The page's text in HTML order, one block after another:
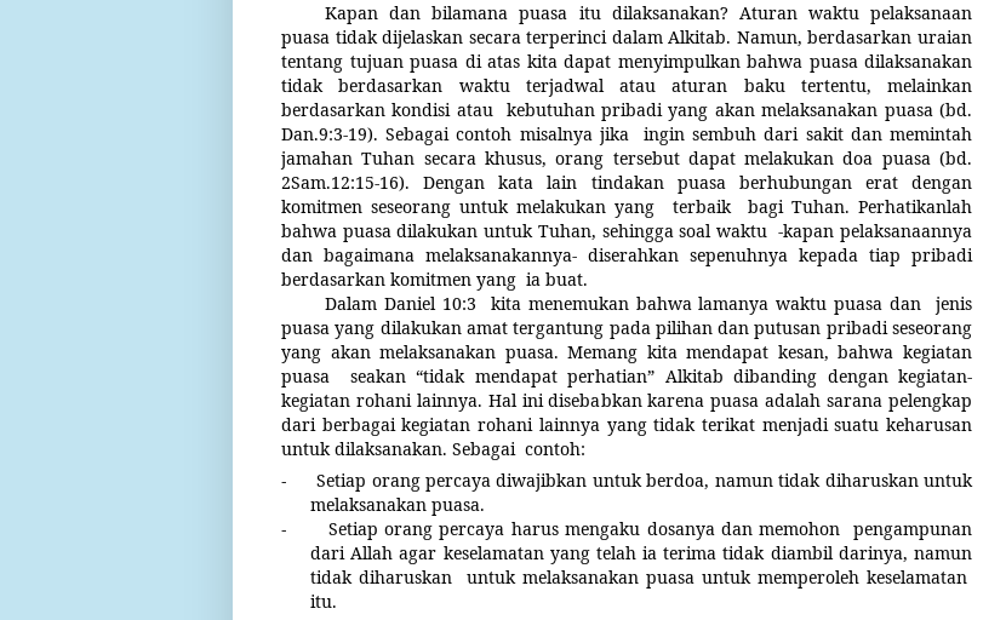
Kapan dan bilamana puasa itu dilaksanakan? Aturan waktu pelaksanaan
puasa tidak dijelaskan secara terperinci dalam Alkitab. Namun, berdasarkan uraian
tentang tujuan puasa di atas kita dapat menyimpulkan bahwa puasa dilaksanakan
tidak berdasarkan waktu terjadwal atau aturan baku tertentu, melainkan
berdasarkan kondisi atau kebutuhan pribadi yang akan melaksanakan puasa (bd.
Dan.9:3-19). Sebagai contoh misalnya jika
ingin sembuh dari sakit dan memintah
jamahan Tuhan secara khusus, orang tersebut dapat melakukan doa puasa (bd.
2Sam.12:15-16). Dengan kata lain tindakan puasa berhubungan erat dengan
komitmen seseorang untuk melakukan yang
terbaik
bagi Tuhan. Perhatikanlah
bahwa puasa dilakukan untuk Tuhan, sehingga soal waktu -kapan pelaksanaannya
dan bagaimana melaksanakannya- diserahkan sepenuhnya kepada tiap pribadi
berdasarkan komitmen yang ia buat.
Dalam Daniel 10:3
kita menemukan bahwa lamanya waktu puasa dan
jenis
puasa yang dilakukan amat tergantung pada pilihan dan putusan pribadi seseorang
yang akan melaksanakan puasa. Memang kita mendapat kesan, bahwa kegiatan
puasa
seakan “tidak mendapat perhatian” Alkitab dibanding dengan kegiatan-
kegiatan rohani lainnya. Hal ini disebabkan karena puasa adalah sarana pelengkap
dari berbagai kegiatan rohani lainnya yang tidak terikat menjadi suatu keharusan
untuk dilaksanakan. Sebagai contoh:
-
Setiap orang percaya diwajibkan untuk berdoa, namun tidak diharuskan untuk
melaksanakan puasa.
-
Setiap orang percaya harus mengaku dosanya dan memohon pengampunan
dari Allah agar keselamatan yang telah ia terima tidak diambil darinya, namun
tidak diharuskan
untuk melaksanakan puasa untuk memperoleh keselamatan
itu.